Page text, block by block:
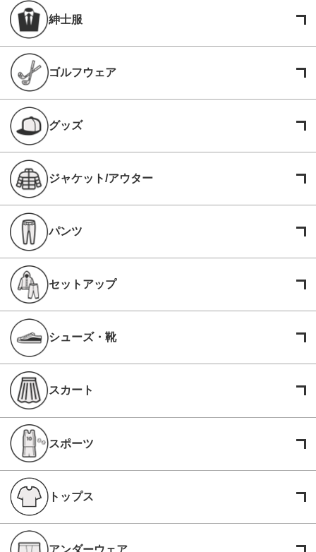
紳士服
ゴルフウェア
グッズ
ジャケット/アウター
パンツ
セットアップ
シューズ・靴
スカート
スポーツ
トップス
アンダーウェア